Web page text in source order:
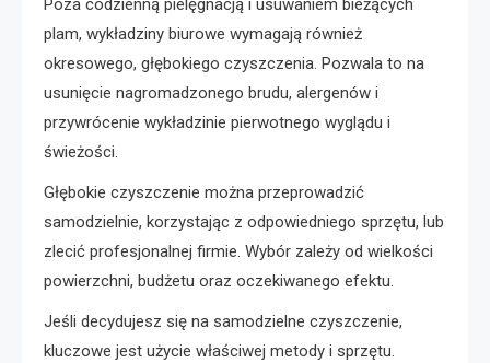
Poza codzienną pielęgnacją i usuwaniem bieżących
plam, wykładziny biurowe wymagają również
okresowego, głębokiego czyszczenia. Pozwala to na
usunięcie nagromadzonego brudu, alergenów i
przywrócenie wykładzinie pierwotnego wyglądu i
świeżości.
Głębokie czyszczenie można przeprowadzić
samodzielnie, korzystając z odpowiedniego sprzętu, lub
zlecić profesjonalnej firmie. Wybór zależy od wielkości
powierzchni, budżetu oraz oczekiwanego efektu.
Jeśli decydujesz się na samodzielne czyszczenie,
kluczowe jest użycie właściwej metody i sprzętu.